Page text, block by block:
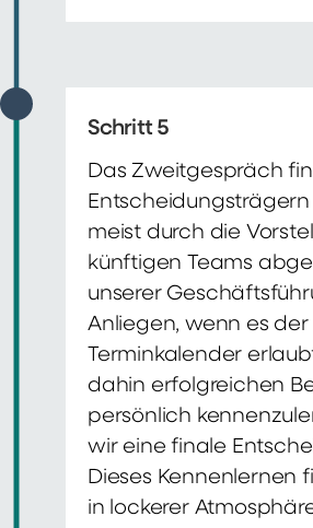
Schritt 5
Das Zweitgespräch
meist durch die
künftigen Teams
unserer
Anliegen, wenn es der
Terminkalender
dahin erfolgreichen
persönlich
wir eine finale
Dieses Kennenlernen
in lockerer